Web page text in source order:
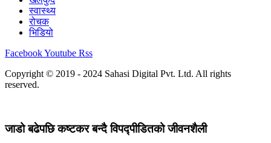
स्वास्थ्य
रोचक
भिडियो
FacebookYoutube Rss
Copyright © 2019 - 2024 Sahasi Digital Pvt. Ltd. All rights
reserved.
जाडो बढेपछि कष्टकर बन्दै विपद्पीडितको जीवनशैली